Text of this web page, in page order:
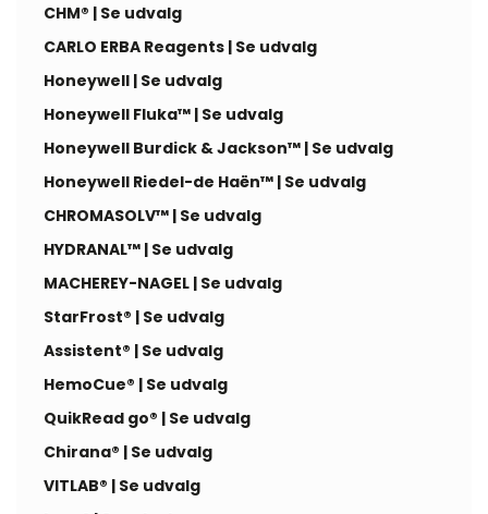
CHM® | Se udvalg
CARLO ERBA Reagents | Se udvalg
Honeywell | Se udvalg
Honeywell Fluka™ | Se udvalg
Honeywell Burdick & Jackson™ | Se udvalg
Honeywell Riedel-de Haën™ | Se udvalg
CHROMASOLV™ | Se udvalg
HYDRANAL™ | Se udvalg
MACHEREY-NAGEL | Se udvalg
StarFrost® | Se udvalg
Assistent® | Se udvalg
HemoCue® | Se udvalg
QuikRead go® | Se udvalg
Chirana® | Se udvalg
VITLAB® | Se udvalg